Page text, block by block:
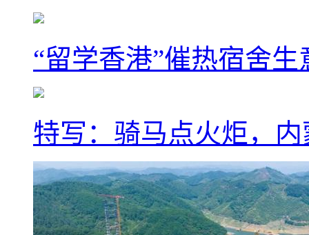
“留学香港”催热宿舍
特写：骑马点火炬，